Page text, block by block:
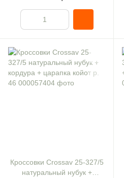
Кроссовки Crossav 25-327/5
натуральный нубук +